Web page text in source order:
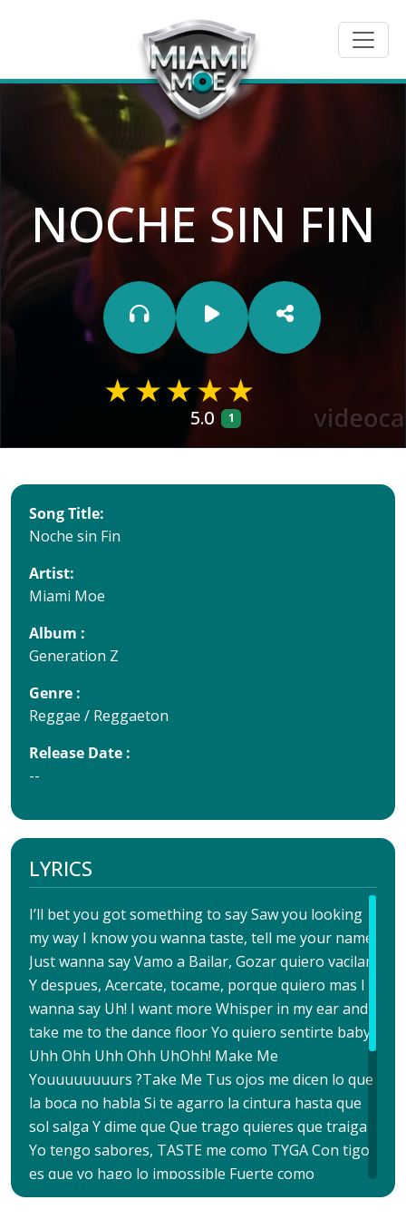
NOCHE SIN FIN
5.0 1
Song Title:
Noche sin Fin
Artist:
Miami Moe
Album :
Generation Z
Genre :
Reggae / Reggaeton
Release Date :
--
LYRICS
I’ll bet you got something to say Saw you looking
my way I know you wanna taste, tell me your name
Just wanna say Vamo a Bailar, Gozar quiero vacilar,
Y despues, Acercate, tocame, porque quiero mas I
wanna say Uh! I want more Whisper in my ear and
take me to the dance floor Yo quiero sentirte baby
Uhh Ohh Uhh Ohh UhOhh! Make Me
Youuuuuuuurs ?Take Me Tus ojos me dicen lo que
la boca no habla Si te agarro la cintura hasta que
sol salga Y dime que Que trago quieres que traiga
Yo tengo sabores, TASTE me como TYGA Con tigo
es que yo hago lo impossible Fuerte como
incredible Ese cuerpo tuyo es beautiful Lo que